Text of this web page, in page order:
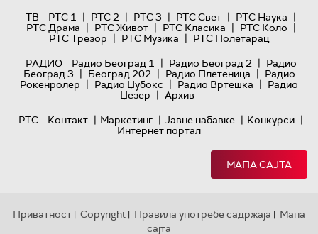
ТВ
РТС 1 | РТС 2 | РТС 3 | РТС Свет | РТС Наука |
РТС Драма | РТС Живот | РТС Класика | РТС Коло |
РТС Трезор | РТС Музика | РТС Полетарац
РАДИО
Радио Београд 1 | Радио Београд 2 | Радио
Београд 3 | Београд 202 | Радио Плетеница | Радио
Рокенролер | Радио Џубокс | Радио Вртешка | Радио
Џезер | Архив
РТС
Контакт | Маркетинг | Јавне набавке | Конкурси |
Интернет портал
МАПА САЈТА
Приватност | Copyright | Правила употребе садржаја | Мапа
сајта